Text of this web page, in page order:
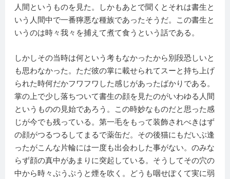
人間というものを見た。しかもあとで聞くとそれは書生と
いう人間中で一番獰悪な種族であったそうだ。この書生と
いうのは時々我々を捕えて煮て食うという話である。
しかしその当時は何という考もなかったから別段恐しいと
も思わなかった。ただ彼の掌に載せられてスーと持ち上げ
られた時何だかフワフワした感じがあったばかりである。
掌の上で少し落ちついて書生の顔を見たのがいわゆる人間
というものの見始であろう。この時妙なものだと思った感
じが今でも残っている。第一毛をもって装飾されべきはず
の顔がつるつるしてまるで薬缶だ。その後猫にもだいぶ逢
ったがこんな片輪には一度も出会わした事がない。のみな
らず顔の真中があまりに突起している。そうしてその穴の
中から時々ぷうぷうと煙を吹く。どうも咽せぽくて実に弱